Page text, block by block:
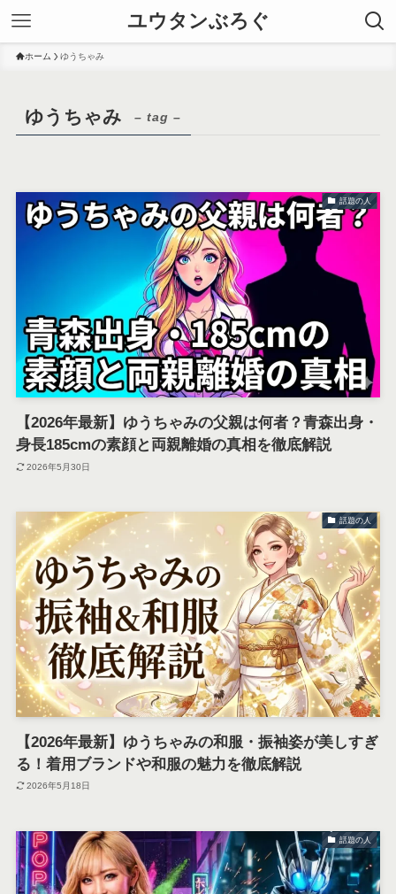
ユウタンぶろぐ
ホーム ゆうちゃみ
ゆうちゃみ – tag –
話題の人
【2026年最新】ゆうちゃみの父親は何者？青森出身・
身長185cmの素顔と両親離婚の真相を徹底解説
2026年5月30日
話題の人
【2026年最新】ゆうちゃみの和服・振袖姿が美しすぎ
る！着用ブランドや和服の魅力を徹底解説
2026年5月18日
話題の人